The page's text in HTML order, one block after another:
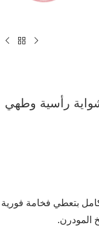
أسود – شواية رأسية وطهي
بتعطي فخامة فورية
المودرن.